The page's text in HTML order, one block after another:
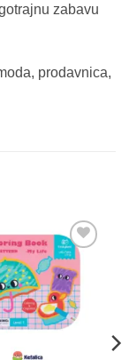
zabavu
prodavnica,
Sačuvaj
proizvod